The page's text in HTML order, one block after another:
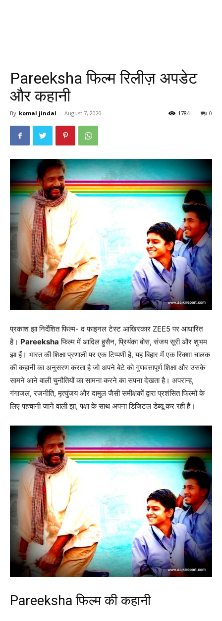
Pareeksha फिल्म रिलीज़ अपडेट
और कहानी
By komal jindal - August 7, 2020 0
1784
प्रकाश झा निर्देशित फिल्म- द फाइनल टेस्ट आखिरकार ZEE5 पर आधारित
है। Pareeksha फिल्म में आदिल हुसैन, प्रियंका बोस, संजय सूरी और शुभम
झा हैं। भारत की शिक्षा प्रणाली पर एक टिप्पणी है, यह बिहार में एक रिक्शा चालक
की कहानी का अनुसरण करता है जो अपने बेटे को गुणवत्तापूर्ण शिक्षा और उसके
सामने आने वाली चुनौतियों का सामना करने का सपना देखता है। अपरान्ह,
गंगाजल, रजनीति, मृत्युंजय और दामुल जैसी समीक्षकों द्वारा प्रशंसित फिल्मों के
लिए पहचानी जाने वाली झा, पक्षा के साथ अपना डिजिटल डेब्यू कर रही हैं।
Pareeksha फिल्म की कहानी